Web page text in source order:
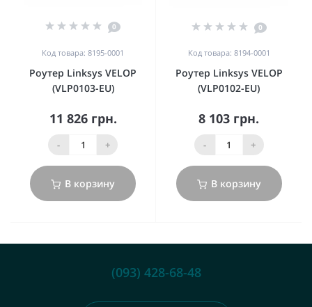
0
Код товара: 8195-0001
Роутер Linksys VELOP
(VLP0103-EU)
11 826 грн.
- +
В корзину
0
Код товара: 8194-0001
Роутер Linksys VELOP
(VLP0102-EU)
8 103 грн.
- +
В корзину
(093) 428-68-48